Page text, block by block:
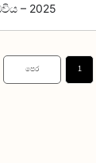
– 2025
පෙර 1